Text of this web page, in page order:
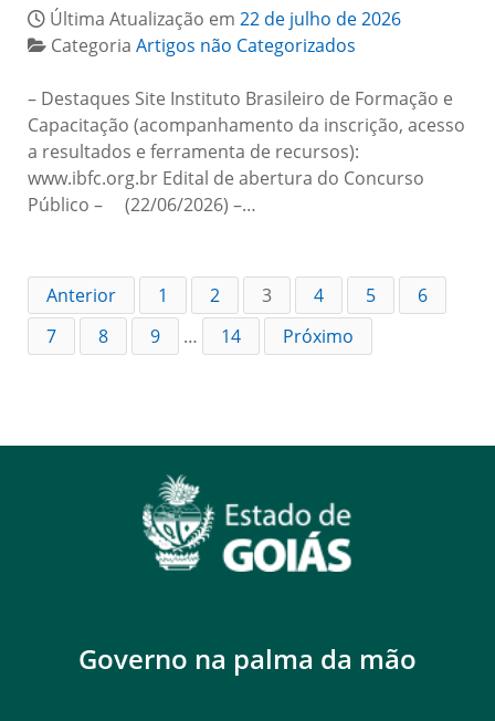
Última Atualização em 22 de julho de 2026
Categoria Artigos não Categorizados
– Destaques Site Instituto Brasileiro de Formação e
Capacitação (acompanhamento da inscrição, acesso
a resultados e ferramenta de recursos):
www.ibfc.org.br Edital de abertura do Concurso
Público – (22/06/2026) –…
Anterior 1 2 3 4 5
6
7
8 9 … 14 Próximo
Governo na palma da mão